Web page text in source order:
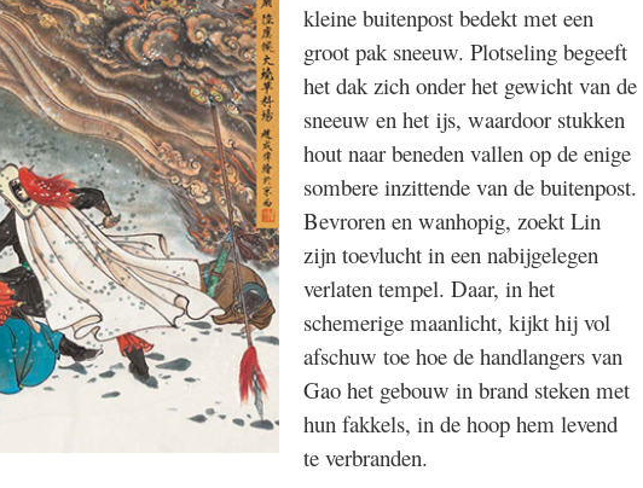
kleine buitenpost bedekt met een
groot pak sneeuw. Plotseling begeeft
het dak zich onder het gewicht van de
sneeuw en het ijs, waardoor stukken
hout naar beneden vallen op de enige
sombere inzittende van de buitenpost.
Bevroren en wanhopig, zoekt Lin
zijn toevlucht in een nabijgelegen
verlaten tempel. Daar, in het
schemerige maanlicht, kijkt hij vol
afschuw toe hoe de handlangers van
Gao het gebouw in brand steken met
hun fakkels, in de hoop hem levend
te verbranden.